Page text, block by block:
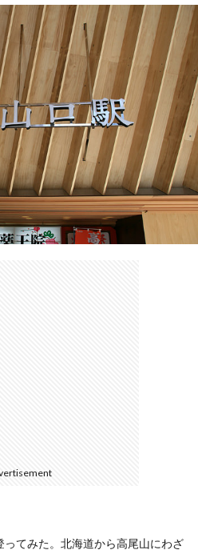
ェ
ッ
ト
ル
メ
旅
行・
散
歩
こ
の
ブ
ロ
ってみた。北海道から高尾山にわざ